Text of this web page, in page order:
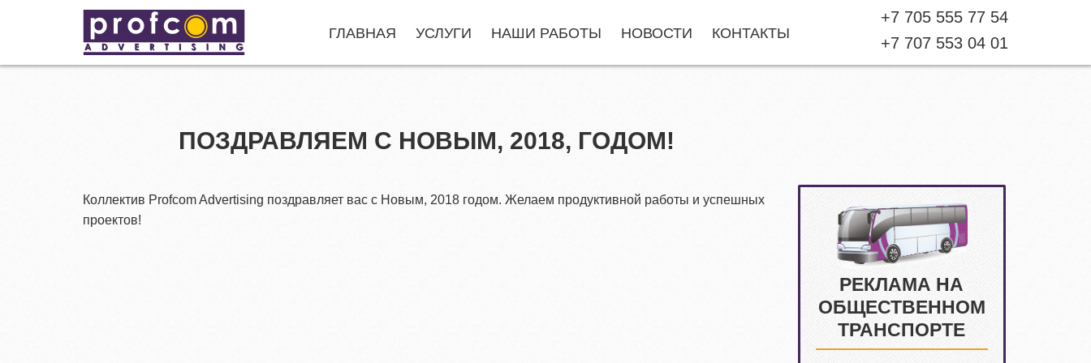
+7 705 555 77 54
+7 707 553 04 01
ГЛАВНАЯ УСЛУГИ НАШИ РАБОТЫ НОВОСТИ КОНТАКТЫ
ПОЗДРАВЛЯЕМ С НОВЫМ, 2018, ГОДОМ!
РЕКЛАМА НА
ОБЩЕСТВЕННОМ
ТРАНСПОРТЕ
Коллектив Profcom Advertising поздравляет вас с Новым, 2018 годом. Желаем продуктивной работы и успешных
проектов!